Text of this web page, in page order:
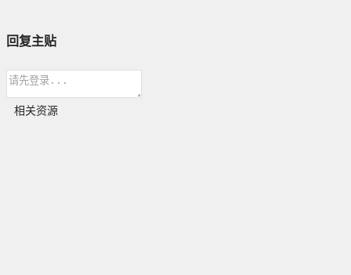
回复主贴
相关资源